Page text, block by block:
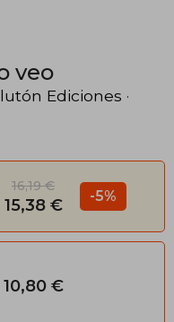
veo
Ediciones ·
16,19 €
15,38 € -5%
10,80 €